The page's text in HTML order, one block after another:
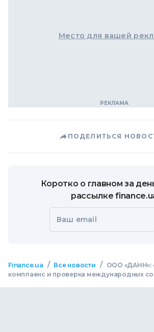
Место для вашей
ПОДЕЛИТЬСЯ
Коротко о главном за
рассылке
Ваш email
Finance.ua / Все новости /
ООО «ДАНН»:
комплаенс и проверка международных